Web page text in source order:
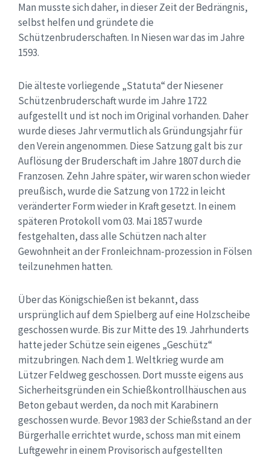
Man musste sich daher, in dieser Zeit der Bedrängnis,
selbst helfen und gründete die
Schützenbruderschaften. In Niesen war das im Jahre
1593.
Die älteste vorliegende „Statuta“ der Niesener
Schützenbruderschaft wurde im Jahre 1722
aufgestellt und ist noch im Original vorhanden. Daher
wurde dieses Jahr vermutlich als Gründungsjahr für
den Verein angenommen. Diese Satzung galt bis zur
Auflösung der Bruderschaft im Jahre 1807 durch die
Franzosen. Zehn Jahre später, wir waren schon wieder
preußisch, wurde die Satzung von 1722 in leicht
veränderter Form wieder in Kraft gesetzt. In einem
späteren Protokoll vom 03. Mai 1857 wurde
festgehalten, dass alle Schützen nach alter
Gewohnheit an der Fronleichnam-prozession in Fölsen
teilzunehmen hatten.
Über das Königschießen ist bekannt, dass
ursprünglich auf dem Spielberg auf eine Holzscheibe
geschossen wurde. Bis zur Mitte des 19. Jahrhunderts
hatte jeder Schütze sein eigenes „Geschütz“
mitzubringen. Nach dem 1. Weltkrieg wurde am
Lützer Feldweg geschossen. Dort musste eigens aus
Sicherheitsgründen ein Schießkontrollhäuschen aus
Beton gebaut werden, da noch mit Karabinern
geschossen wurde. Bevor 1983 der Schießstand an der
Bürgerhalle errichtet wurde, schoss man mit einem
Luftgewehr in einem Provisorisch aufgestellten